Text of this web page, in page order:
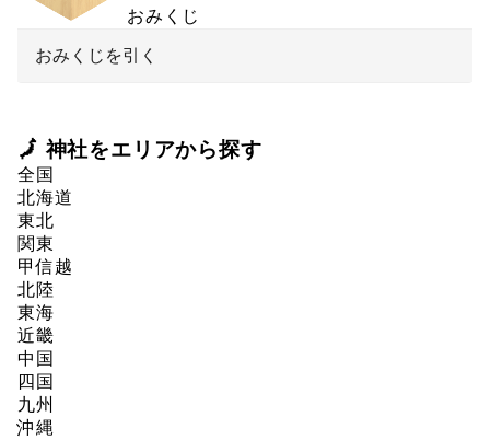
おみくじ
おみくじを引く
🗾 神社をエリアから探す
全国
北海道
東北
関東
甲信越
北陸
東海
近畿
中国
四国
九州
沖縄